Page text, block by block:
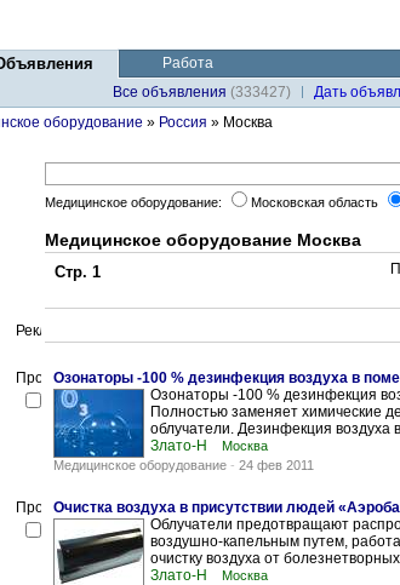
Работа
Все объявления (333427)
Дaть
оборудование » Россия » Москва
Медицинское оборудование: Московская область
Медицинское оборудование Москва
Стр. 1
Озонаторы -100 % дезинфекция воздуха в
Озонаторы -100 % дезинфекция
Полностью заменяет химические
облучатели. Дезинфекция воздуха
Злато-Н
Москва
Медицинское оборудование - 24 фев 2011
Очистка воздуха в присутствии людей
Облучатели предотвращают
воздушно-капельным путем,
очистку воздуха от
Злато-Н
Москва